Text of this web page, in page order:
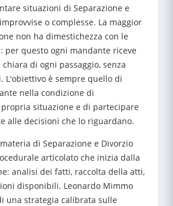
situazioni di Separazione e
o complesse. La maggior
non ha dimestichezza con le
per questo ogni mandante riceve
di ogni passaggio, senza
L'obiettivo è sempre quello di
nella condizione di
situazione e di partecipare
alle decisioni che lo riguardano.
di Separazione e Divorzio
articolato che inizia dalla
analisi dei fatti, raccolta della atti,
disponibili. Leonardo Mimmo
una strategia calibrata sulle